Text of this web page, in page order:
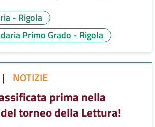
- Rigola
Primo Grado - Rigola
| NOTIZIE
prima nella
torneo della Lettura!